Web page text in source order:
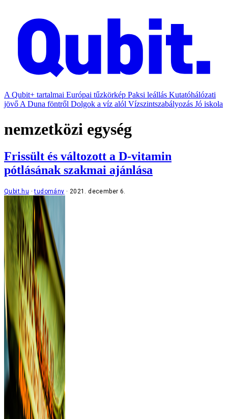
A Qubit+ tartalmai Európai tűzkörkép Paksi leállás Kutatóhálózati
jövő A Duna föntről Dolgok a víz alól Vízszintszabályozás Jó iskola
nemzetközi egység
Frissült és változott a D-vitamin
pótlásának szakmai ajánlása
Qubit.hu tudomány 2021. december 6.